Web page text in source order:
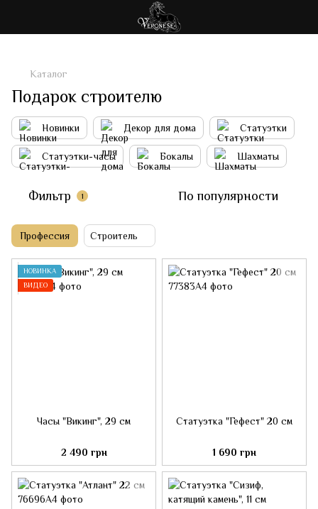
Каталог
Подарок строителю
Новинки Декор для дома Статуэтки
Статуэтки-часы Бокалы Шахматы
Фильтр 1 По популярности
Профессия Строитель
НОВИНКА
ВИДЕО
Часы "Викинг", 29 см
2 490 грн
Статуэтка "Гефест" 20 см
1 690 грн